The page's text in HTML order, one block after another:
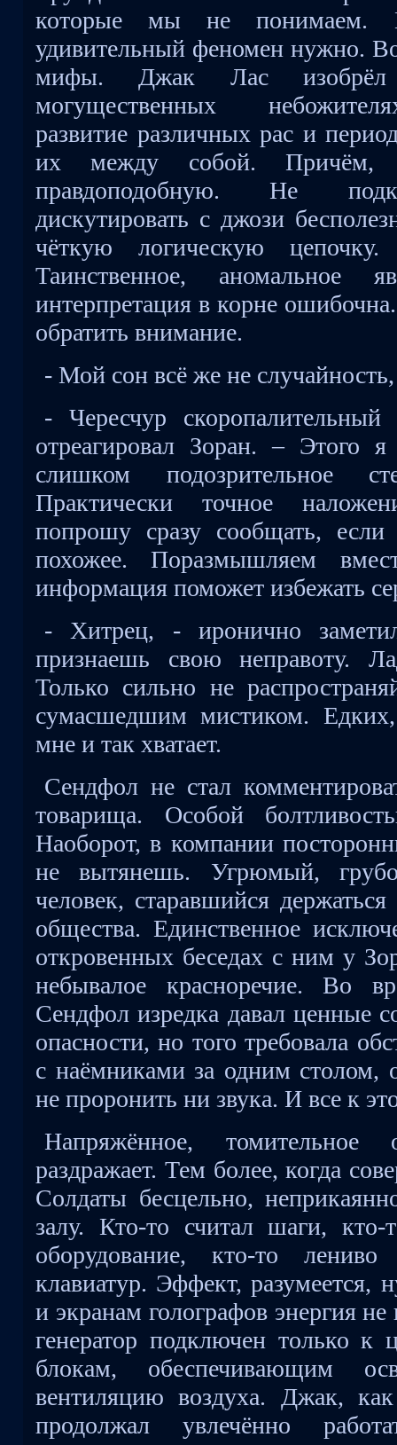
которые мы не понимаем.
удивительный феномен нужно.
мифы. Джак Лас
могущественных
развитие различных рас и
их между собой. Причём,
правдоподобную. Не
дискутировать с джози
чёткую логическую
Таинственное, аномальное
интерпретация в корне
обратить внимание.
- Мой сон всё же не
- Чересчур
отреагировал Зоран. – Этого
слишком подозрительное
Практически точное
попрошу сразу сообщать, если
похожее. Поразмышляем
информация поможет избежать
- Хитрец, - иронично
признаешь свою неправоту.
Только сильно не
сумасшедшим мистиком. Едких,
мне и так хватает.
Сендфол не стал
товарища. Особой
Наоборот, в компании
не вытянешь. Угрюмый,
человек, старавшийся
общества. Единственное
откровенных беседах с ним у
небывалое красноречие. Во
Сендфол изредка давал ценные
опасности, но того требовала
с наёмниками за одним столом,
не проронить ни звука. И все к
Напряжённое, томительное
раздражает. Тем более, когда
Солдаты бесцельно,
залу. Кто-то считал шаги, кто-
оборудование, кто-то
клавиатур. Эффект, разумеется,
и экранам голографов энергия
генератор подключен только к
блокам, обеспечивающим
вентиляцию воздуха. Джак,
продолжал увлечённо